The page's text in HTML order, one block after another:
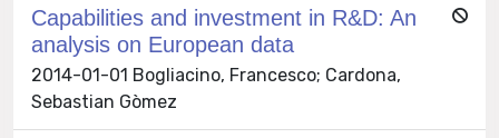
Capabilities and investment in R&D: An
analysis on European data
2014-01-01 Bogliacino, Francesco; Cardona,
Sebastian Gòmez